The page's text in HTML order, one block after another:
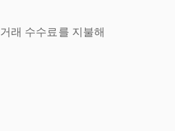
래 수수료를 지불해